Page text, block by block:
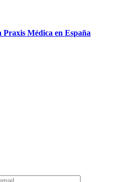
Médica en España